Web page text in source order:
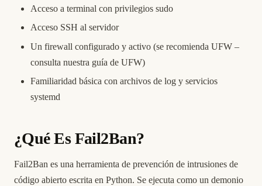
Acceso a terminal con privilegios sudo
Acceso SSH al servidor
Un firewall configurado y activo (se recomienda UFW –
consulta nuestra guía de UFW)
Familiaridad básica con archivos de log y servicios
systemd
¿Qué Es Fail2Ban?
Fail2Ban es una herramienta de prevención de intrusiones de
código abierto escrita en Python. Se ejecuta como un demonio